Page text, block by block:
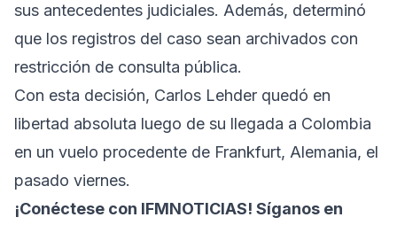
sus antecedentes judiciales. Además, determinó
que los registros del caso sean archivados con
restricción de consulta pública.
Con esta decisión, Carlos Lehder quedó en
libertad absoluta luego de su llegada a Colombia
en un vuelo procedente de Frankfurt, Alemania, el
pasado viernes.
¡Conéctese con IFMNOTICIAS! Síganos en